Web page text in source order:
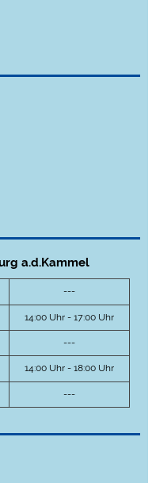
a.d.Kammel
---
14:00 Uhr - 17:00 Uhr
---
14:00 Uhr - 18:00 Uhr
---